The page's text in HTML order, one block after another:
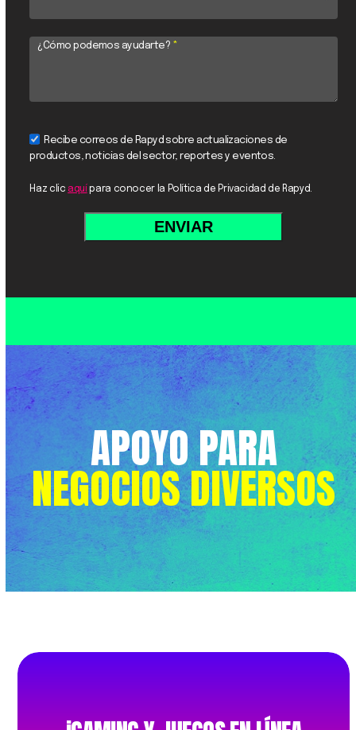
¿Cómo podemos ayudarte? *
Recibe correos de Rapyd sobre actualizaciones de
productos, noticias del sector, reportes y eventos.
Haz clic aquí para conocer la Política de Privacidad de Rapyd.
APOYO PARA
NEGOCIOS DIVERSOS